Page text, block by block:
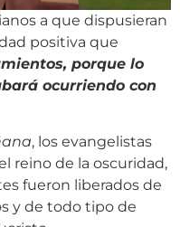
a que dispusieran
positiva que
porque lo
ocurriendo con
, los evangelistas
reino de la oscuridad,
fueron liberados de
y de todo tipo de